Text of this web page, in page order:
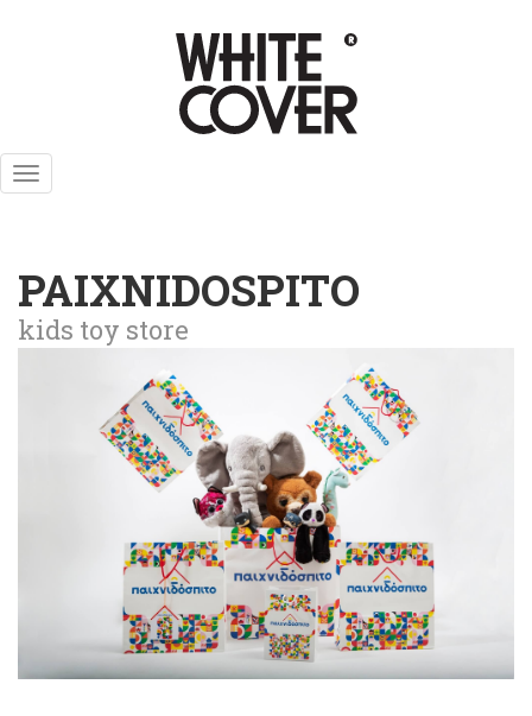
Toggle
navigation
PAIXNIDOSPITO
kids toy store